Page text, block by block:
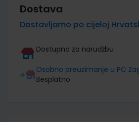
Dostava
Dostavljamo po cijeloj
Dostupno za narudžbu
Osobno preuzimanje u PC
Besplatno